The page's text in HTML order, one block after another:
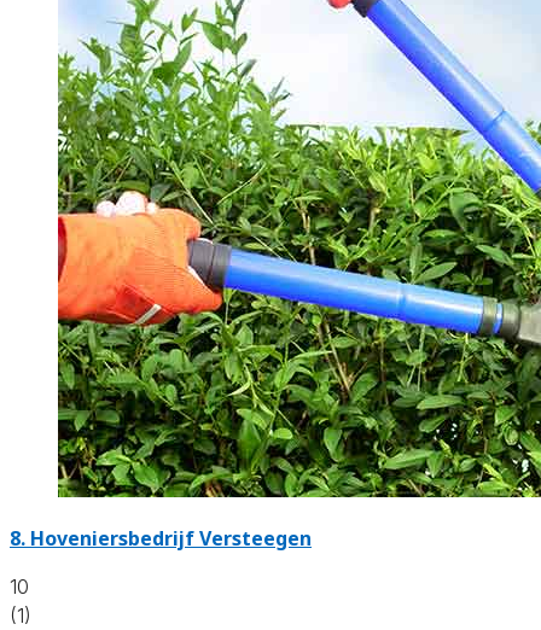
8. Hoveniersbedrijf Versteegen
10
(1)